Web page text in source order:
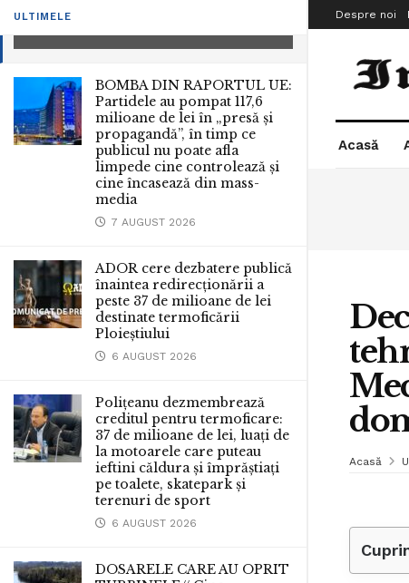
ULTIMELE
BOMBA DIN RAPORTUL UE:
Partidele au pompat 117,6
milioane de lei în „presă și
propagandă”, în timp ce
publicul nu poate afla
limpede cine controlează și
cine încasează din mass-
media
7 AUGUST 2026
ADOR cere dezbatere publică
înaintea redirecționării a
peste 37 de milioane de lei
destinate termoficării
Ploieștiului
6 AUGUST 2026
Polițeanu dezmembrează
creditul pentru termoficare:
37 de milioane de lei, luați de
la motoarele care puteau
ieftini căldura și împrăștiați
pe toalete, skatepark și
terenuri de sport
6 AUGUST 2026
DOSARELE CARE AU OPRIT
Despre noi
Acasă
Acasă